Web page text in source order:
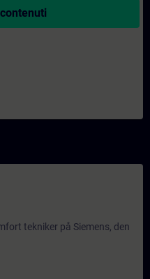
tekniker på Siemens, den